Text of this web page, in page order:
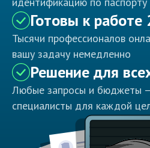
Готовы к
Тысячи профессионалов
вашу задачу немедленно
Решение для
Любые запросы и бюджеты
специалисты для каждой